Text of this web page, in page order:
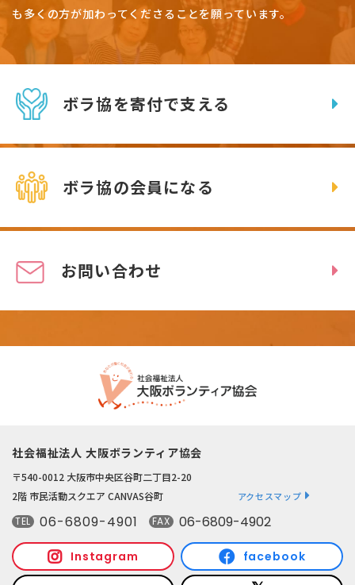
も多くの方が加わってくださることを願っています。
ボラ協を寄付で支える
ボラ協の会員になる
お問い合わせ
社会福祉法人 大阪ボランティア協会
〒540-0012 大阪市中央区谷町二丁目2-20
2階 市民活動スクエア CANVAS谷町
アクセスマップ
TEL 06-6809-4901 FAX 06-6809-4902
Instagram facebook